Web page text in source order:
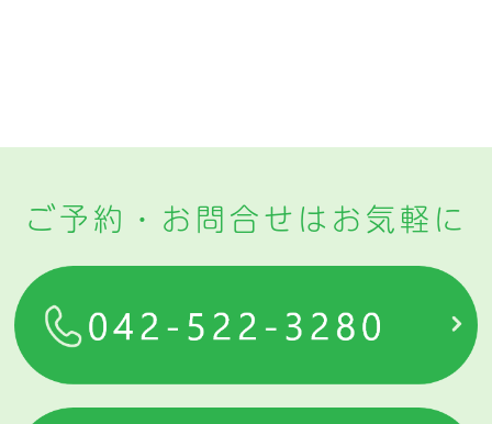
ご予約・お問合せはお気軽に